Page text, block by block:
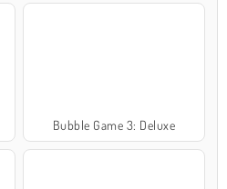
Bubble Game 3: Deluxe